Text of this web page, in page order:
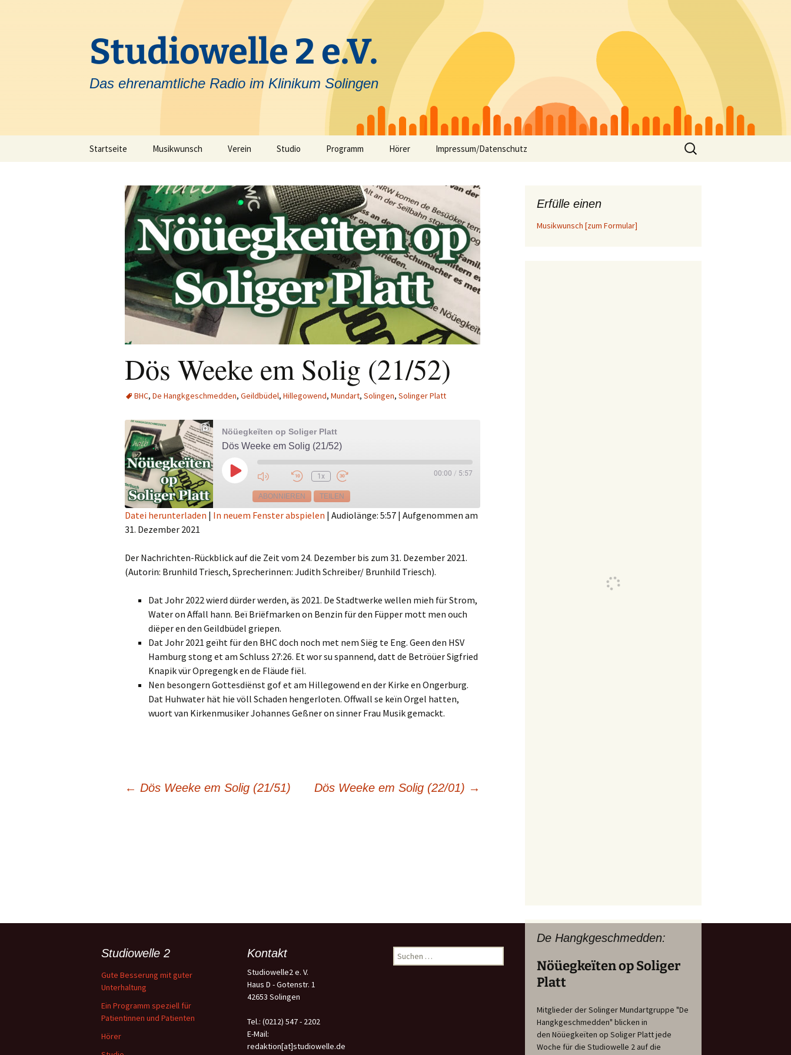
Studiowelle 2 e.V.
Das ehrenamtliche Radio im Klinikum Solingen
Startseite Musikwunsch Verein
Krankenhausfunk
Studio Programm
Platt – aktuelle Mundart
Jeck im Klinikum
TV-Angebot
Hörer Impressum/Datenschutz
Suchen
nach:
Dös Weeke em Solig (21/52)
BHC, De Hangkgeschmedden, Geildbüdel, Hillegowend, Mundart, Solingen, Solinger Platt
Nöüegkeïten op Soliger Platt
Dös Weeke em Solig (21/52)
Play
Episode
1x 00:00 / 5:57
ABONNIEREN TEILEN
TEILEN
LINK
Datei herunterladen | In neuem Fenster abspielen | Audiolänge: 5:57 | Aufgenommen am
31. Dezember 2021
Der Nachrichten-Rückblick auf die Zeit vom 24. Dezember bis zum 31. Dezember 2021.
(Autorin: Brunhild Triesch, Sprecherinnen: Judith Schreiber/ Brunhild Triesch).
Dat Johr 2022 wierd dürder werden, äs 2021. De Stadtwerke wellen mieh für Strom,
Water on Affall hann. Beï Briëfmarken on Benzin für den Füpper mott men ouch
diëper en den Geildbüdel griepen.
Dat Johr 2021 geïht für den BHC doch noch met nem Siëg te Eng. Geen den HSV
Hamburg stong et am Schluss 27:26. Et wor su spannend, datt de Betröüer Sigfried
Knapik vür Opregengk en de Fläude fiël.
Nen besongern Gottesdiënst gof et am Hillegowend en der Kirke en Ongerburg.
Dat Huhwater hät hie völl Schaden hengerloten. Offwall se keïn Orgel hatten,
wuort van Kirkenmusiker Johannes Geßner on sinner Frau Musik gemackt.
Beitragsnavigation
← Dös Weeke em Solig (21/51) Dös Weeke em Solig (22/01) →
Erfülle einen
Musikwunsch [zum Formular]
De Hangkgeschmedden:
Nöüegkeïten op Soliger
Platt
Mitglieder der Solinger Mundartgruppe "De
Hangkgeschmedden" blicken in
den Nöüegkeïten op Soliger Platt jede
Woche für die Studiowelle 2 auf die
Studiowelle 2
Gute Besserung mit guter
Unterhaltung
Ein Programm speziell für
Patientinnen und Patienten
Hörer
Kontakt
Studiowelle2 e. V.
Haus D - Gotenstr. 1
42653 Solingen
Tel.: (0212) 547 - 2202
E-Mail:
redaktion[at]studiowelle.de
Suchen
nach: